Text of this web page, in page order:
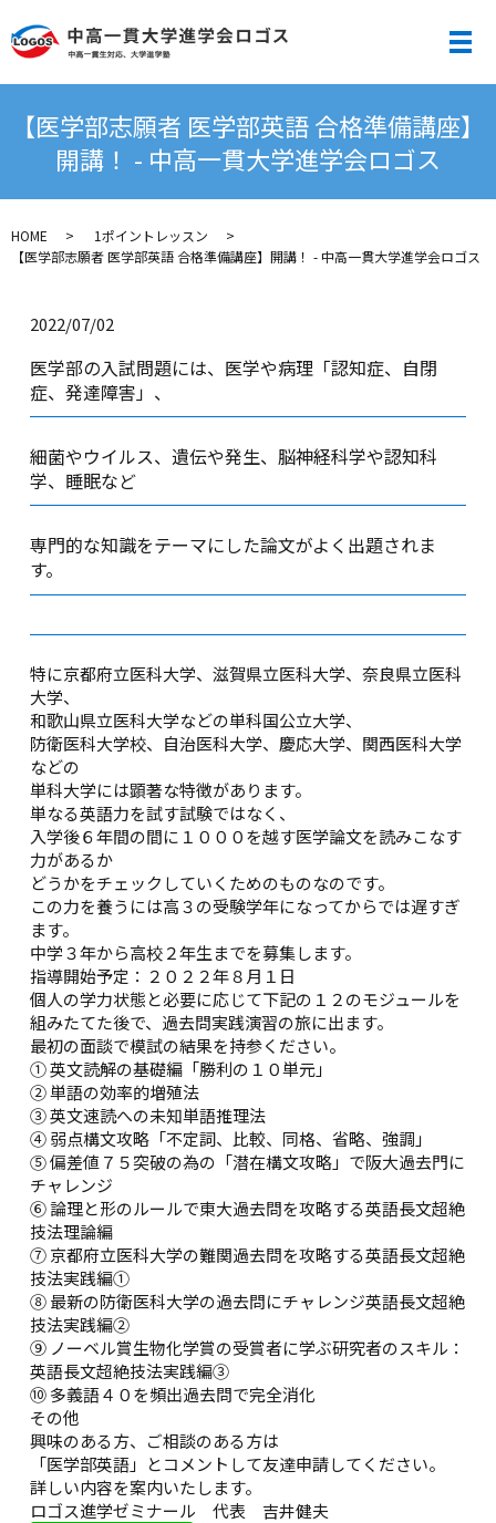
メ
【医学部志願者 医学部英語 合格準備講座】
開講！ - 中高一貫大学進学会ロゴス
HOME
1ポイントレッスン
【医学部志願者 医学部英語 合格準備講座】開講！ - 中高一貫大学進学会ロゴス
2022/07/02
医学部の入試問題には、医学や病理「認知症、自閉
症、発達障害」、
細菌やウイルス、遺伝や発生、脳神経科学や認知科
学、睡眠など
専門的な知識をテーマにした論文がよく出題されま
す。
特に京都府立医科大学、滋賀県立医科大学、奈良県立医科
大学、
和歌山県立医科大学などの単科国公立大学、
防衛医科大学校、自治医科大学、慶応大学、関西医科大学
などの
単科大学には顕著な特徴があります。
単なる英語力を試す試験ではなく、
入学後６年間の間に１０００を越す医学論文を読みこなす
力があるか
どうかをチェックしていくためのものなのです。
この力を養うには高３の受験学年になってからでは遅すぎ
ます。
中学３年から高校２年生までを募集します。
指導開始予定：２０２２年８月１日
個人の学力状態と必要に応じて下記の１２のモジュールを
組みたてた後で、過去問実践演習の旅に出ます。
最初の面談で模試の結果を持参ください。
① 英文読解の基礎編「勝利の１０単元」
② 単語の効率的増殖法
③ 英文速読への未知単語推理法
④ 弱点構文攻略「不定詞、比較、同格、省略、強調」
⑤ 偏差値７５突破の為の「潜在構文攻略」で阪大過去門に
チャレンジ
⑥ 論理と形のルールで東大過去問を攻略する英語長文超絶
技法理論編
⑦ 京都府立医科大学の難関過去問を攻略する英語長文超絶
技法実践編①
⑧ 最新の防衛医科大学の過去問にチャレンジ英語長文超絶
技法実践編②
⑨ ノーベル賞生物化学賞の受賞者に学ぶ研究者のスキル：
英語長文超絶技法実践編③
⑩ 多義語４０を頻出過去問で完全消化
その他
興味のある方、ご相談のある方は
「医学部英語」とコメントして友達申請してください。
詳しい内容を案内いたします。
ロゴス進学ゼミナール 代表 吉井健夫